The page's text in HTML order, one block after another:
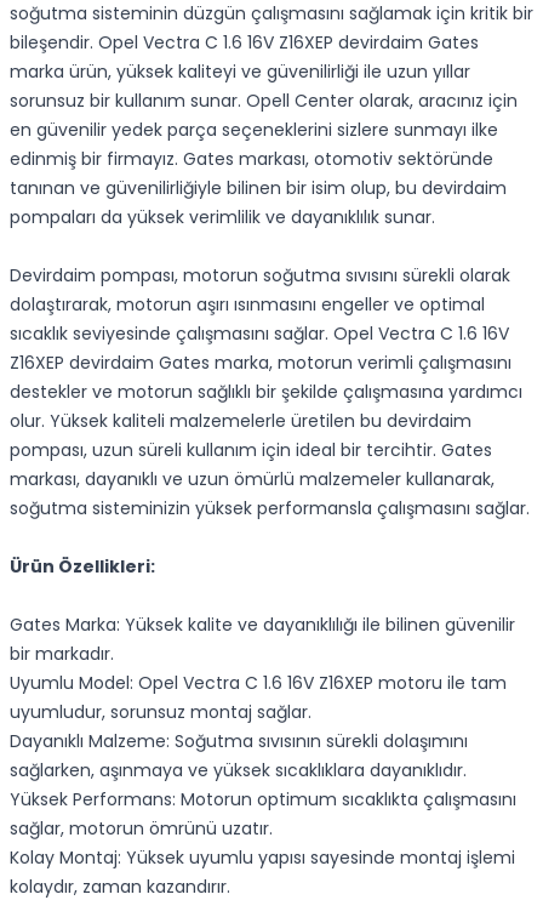
soğutma sisteminin düzgün çalışmasını sağlamak için kritik bir
bileşendir. Opel Vectra C 1.6 16V Z16XEP devirdaim Gates
marka ürün, yüksek kaliteyi ve güvenilirliği ile uzun yıllar
sorunsuz bir kullanım sunar. Opell Center olarak, aracınız için
en güvenilir yedek parça seçeneklerini sizlere sunmayı ilke
edinmiş bir firmayız. Gates markası, otomotiv sektöründe
tanınan ve güvenilirliğiyle bilinen bir isim olup, bu devirdaim
pompaları da yüksek verimlilik ve dayanıklılık sunar.
Devirdaim pompası, motorun soğutma sıvısını sürekli olarak
dolaştırarak, motorun aşırı ısınmasını engeller ve optimal
sıcaklık seviyesinde çalışmasını sağlar. Opel Vectra C 1.6 16V
Z16XEP devirdaim Gates marka, motorun verimli çalışmasını
destekler ve motorun sağlıklı bir şekilde çalışmasına yardımcı
olur. Yüksek kaliteli malzemelerle üretilen bu devirdaim
pompası, uzun süreli kullanım için ideal bir tercihtir. Gates
markası, dayanıklı ve uzun ömürlü malzemeler kullanarak,
soğutma sisteminizin yüksek performansla çalışmasını sağlar.
Ürün Özellikleri:
Gates Marka: Yüksek kalite ve dayanıklılığı ile bilinen güvenilir
bir markadır.
Uyumlu Model: Opel Vectra C 1.6 16V Z16XEP motoru ile tam
uyumludur, sorunsuz montaj sağlar.
Dayanıklı Malzeme: Soğutma sıvısının sürekli dolaşımını
sağlarken, aşınmaya ve yüksek sıcaklıklara dayanıklıdır.
Yüksek Performans: Motorun optimum sıcaklıkta çalışmasını
sağlar, motorun ömrünü uzatır.
Kolay Montaj: Yüksek uyumlu yapısı sayesinde montaj işlemi
kolaydır, zaman kazandırır.